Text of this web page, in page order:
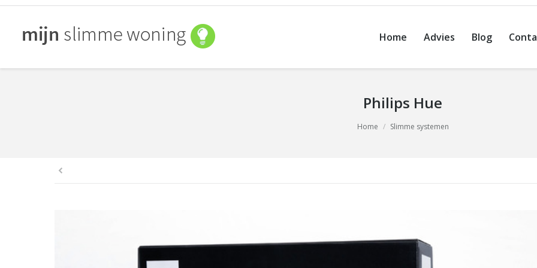
Home Advies Blog
Philips Hue
Home Slimme systemen